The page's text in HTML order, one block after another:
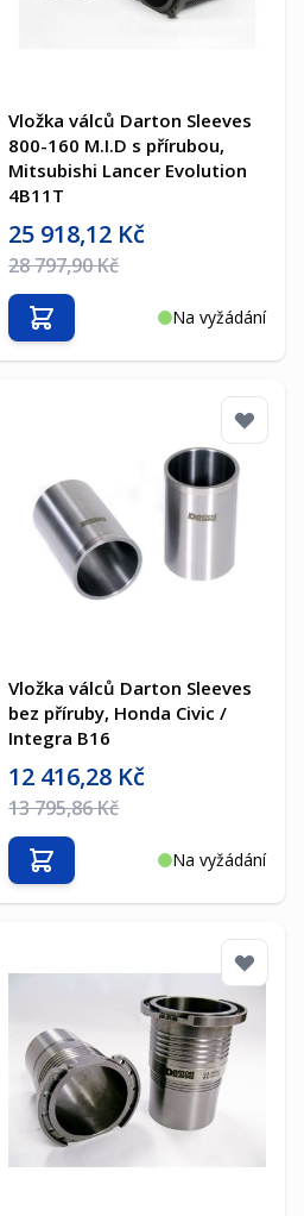
Vložka válců Darton Sleeves
800-160 M.I.D s přírubou,
Mitsubishi Lancer Evolution
4B11T
Akční cena
25 918,12 Kč
Běžná cena
28 797,90 Kč
Na vyžádání
Přidat do košíku
Vložka válců Darton Sleeves
bez příruby, Honda Civic /
Integra B16
Akční cena
12 416,28 Kč
Běžná cena
13 795,86 Kč
Na vyžádání
Přidat do košíku